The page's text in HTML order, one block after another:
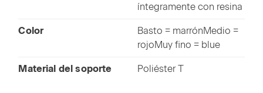
íntegramente con resina
Color
Basto = marrónMedio =
rojoMuy fino = blue
Material del soporte Poliéster T